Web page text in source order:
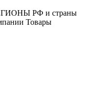
РФ и страны
Товары